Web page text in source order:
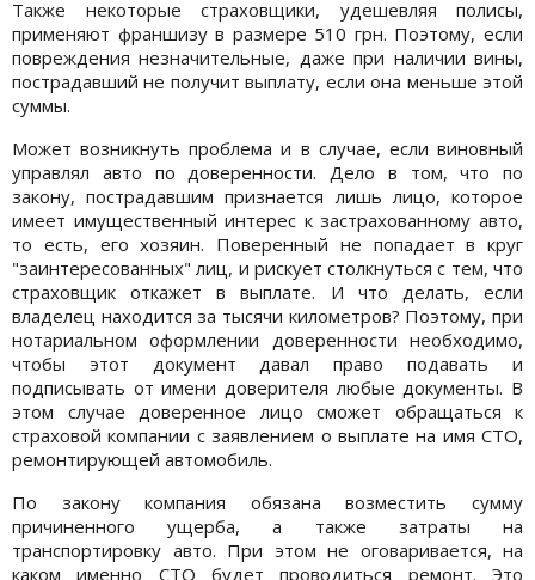
Также некоторые страховщики, удешевляя полисы,
применяют франшизу в размере 510 грн. Поэтому, если
повреждения незначительные, даже при наличии вины,
пострадавший не получит выплату, если она меньше этой
суммы.
Может возникнуть проблема и в случае, если виновный
управлял авто по доверенности. Дело в том, что по
закону, пострадавшим признается лишь лицо, которое
имеет имущественный интерес к застрахованному авто,
то есть, его хозяин. Поверенный не попадает в круг
"заинтересованных" лиц, и рискует столкнуться с тем, что
страховщик откажет в выплате. И что делать, если
владелец находится за тысячи километров? Поэтому, при
нотариальном оформлении доверенности необходимо,
чтобы этот документ давал право подавать и
подписывать от имени доверителя любые документы. В
этом случае доверенное лицо сможет обращаться к
страховой компании с заявлением о выплате на имя СТО,
ремонтирующей автомобиль.
По закону компания обязана возместить сумму
причиненного ущерба, а также затраты на
транспортировку авто. При этом не оговаривается, на
каком именно СТО будет проводиться ремонт. Это